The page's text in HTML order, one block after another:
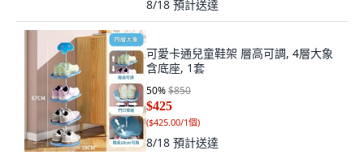
8/18 預計送達
可愛卡通兒童鞋架 層高可調, 4層大象
含底座, 1套
50%$850
$425
($425.00/1個)
8/18 預計送達